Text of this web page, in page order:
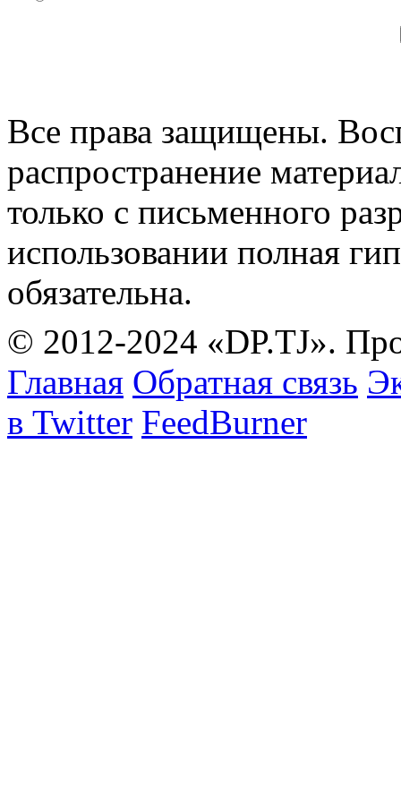
Все права защищены.
распространение
только с письменного
использовании полная
обязательна.
© 2012-2024 «DP.TJ».
Главная Обратная связь
в Twitter FeedBurner